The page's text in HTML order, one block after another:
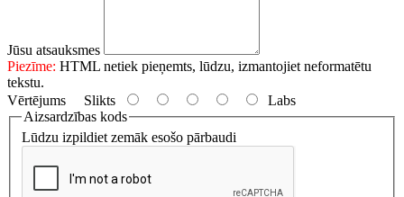
Jūsu atsauksmes
Piezīme: HTML netiek pieņemts, lūdzu, izmantojiet neformatētu
tekstu.
Vērtējums Slikts
Labs
Aizsardzības kods
Lūdzu izpildiet zemāk esošo pārbaudi